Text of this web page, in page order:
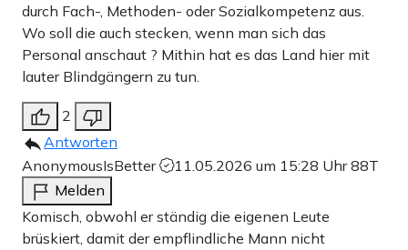
durch Fach-, Methoden- oder Sozialkompetenz aus.
Wo soll die auch stecken, wenn man sich das
Personal anschaut ? Mithin hat es das Land hier mit
lauter Blindgängern zu tun.
2
Antworten
AnonymousIsBetter
11.05.2026 um 15:28 Uhr88T
Melden
Komisch, obwohl er ständig die eigenen Leute
brüskiert, damit der empflindliche Mann nicht